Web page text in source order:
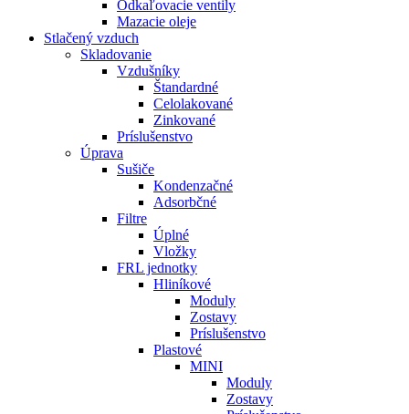
Odkaľovacie ventily
Mazacie oleje
Stlačený vzduch
Skladovanie
Vzdušníky
Štandardné
Celolakované
Zinkované
Príslušenstvo
Úprava
Sušiče
Kondenzačné
Adsorbčné
Filtre
Úplné
Vložky
FRL jednotky
Hliníkové
Moduly
Zostavy
Príslušenstvo
Plastové
MINI
Moduly
Zostavy